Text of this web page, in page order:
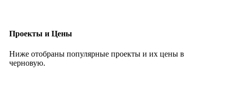
Проекты и Цены
Ниже отобраны популярные проекты и их цены в
черновую.